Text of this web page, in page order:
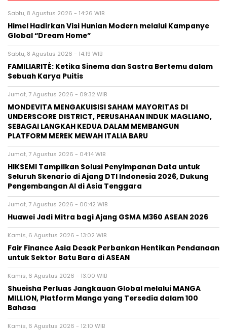
Sabtu, 8 Agustus 2026 - 14:26 WIB
Himel Hadirkan Visi Hunian Modern melalui Kampanye
Global “Dream Home”
Sabtu, 8 Agustus 2026 - 14:19 WIB
FAMILIARITÉ: Ketika Sinema dan Sastra Bertemu dalam
Sebuah Karya Puitis
Jumat, 7 Agustus 2026 - 09:32 WIB
MONDEVITA MENGAKUISISI SAHAM MAYORITAS DI
UNDERSCORE DISTRICT, PERUSAHAAN INDUK MAGLIANO,
SEBAGAI LANGKAH KEDUA DALAM MEMBANGUN
PLATFORM MEREK MEWAH ITALIA BARU
Jumat, 7 Agustus 2026 - 04:14 WIB
HIKSEMI Tampilkan Solusi Penyimpanan Data untuk
Seluruh Skenario di Ajang DTI Indonesia 2026, Dukung
Pengembangan AI di Asia Tenggara
Jumat, 7 Agustus 2026 - 00:42 WIB
Huawei Jadi Mitra bagi Ajang GSMA M360 ASEAN 2026
Kamis, 6 Agustus 2026 - 13:02 WIB
Fair Finance Asia Desak Perbankan Hentikan Pendanaan
untuk Sektor Batu Bara di ASEAN
Kamis, 6 Agustus 2026 - 13:00 WIB
Shueisha Perluas Jangkauan Global melalui MANGA
MILLION, Platform Manga yang Tersedia dalam 100
Bahasa
Kamis, 6 Agustus 2026 - 12:10 WIB